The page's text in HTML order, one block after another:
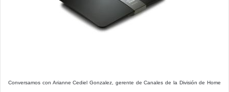
Conversamos con Arianne Cediel Gonzalez, gerente de Canales de la División de Home